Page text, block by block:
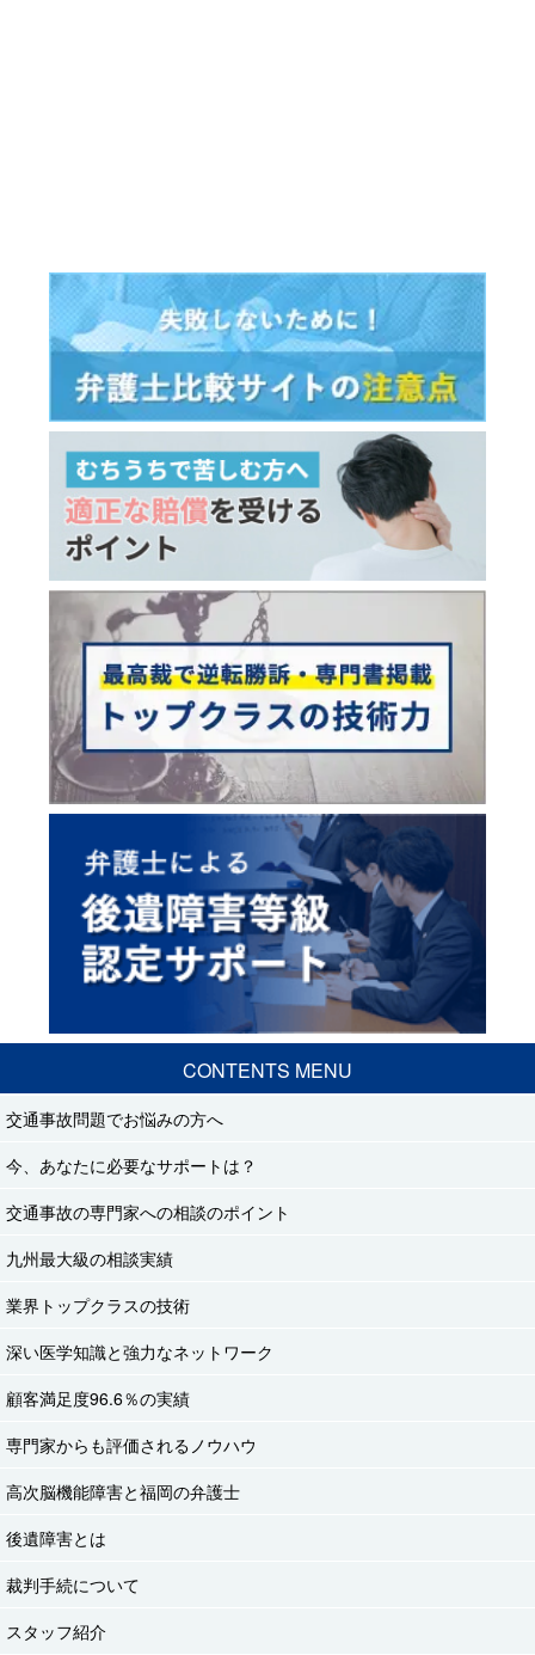
CONTENTS MENU
交通事故問題でお悩みの方へ
今、あなたに必要なサポートは？
交通事故の専門家への相談のポイント
九州最大級の相談実績
業界トップクラスの技術
深い医学知識と強力なネットワーク
顧客満足度96.6％の実績
専門家からも評価されるノウハウ
高次脳機能障害と福岡の弁護士
後遺障害とは
裁判手続について
スタッフ紹介